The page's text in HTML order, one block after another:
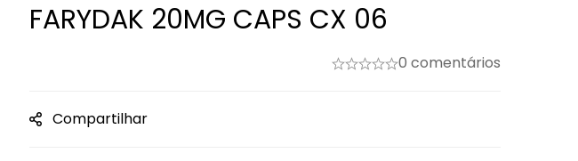
FARYDAK 20MG CAPS CX 06
0 comentários
Compartilhar